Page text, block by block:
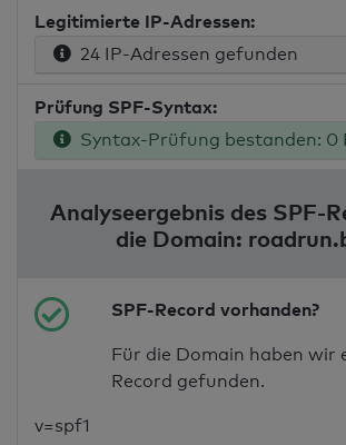
Legitimierte IP-Adressen:
24 IP-Adressen gefunden
Prüfung SPF-Syntax:
Syntax-Prüfung bestanden: 0
Analyseergebnis des SPF-
die Domain:
SPF-Record vorhanden?
Für die Domain haben wir
Record gefunden.
v=spf1